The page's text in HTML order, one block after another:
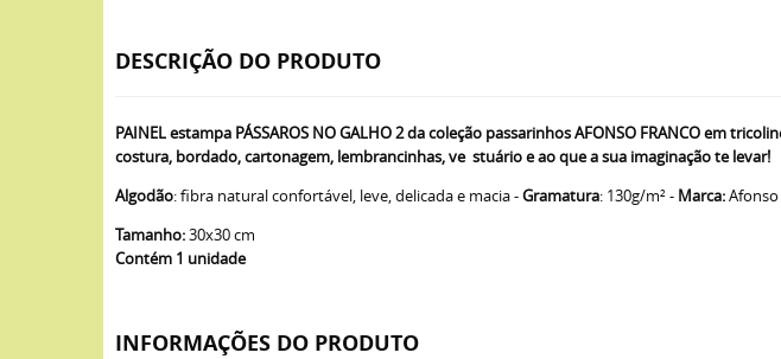
DESCRIÇÃO DO PRODUTO
PAINEL estampa PÁSSAROS NO GALHO 2 da coleção passarinhos AFONSO FRANCO em
costura, bordado, cartonagem, lembrancinhas, ve stuário e ao que a sua imaginação te levar!
Algodão: fibra natural confortável, leve, delicada e macia -Gramatura: 130g/m² - Marca:
Tamanho:30x30 cm
Contém 1 unidade
INFORMAÇÕES DO PRODUTO